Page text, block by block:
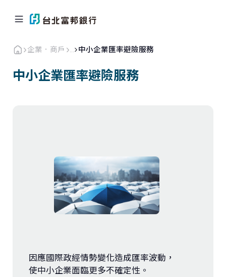
金融市場
企業．商戶 ... 中小企業匯率避險服務
中小企業匯率避險服務
因應國際政經情勢變化造成匯率波動，
使中小企業面臨更多不確定性。